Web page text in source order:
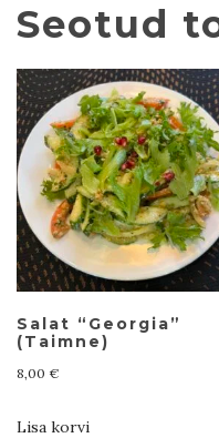
Seotud
Salat “Georgia”
(Taimne)
8,00 €
Lisa korvi